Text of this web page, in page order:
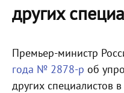
других
Премьер-министр
года № 2878-р об
других специалистов